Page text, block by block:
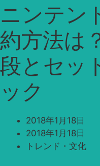
ニンテン
約方法は
段とセッ
ック
2018年1月18日
2018年1月18日
トレンド・文化